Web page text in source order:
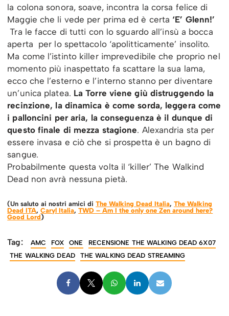
la colona sonora, soave, incontra la corsa felice di
Maggie che li vede per prima ed è certa ‘E’ Glenn!’
Tra le facce di tutti con lo sguardo all’insù a bocca
aperta per lo spettacolo ‘apolitticamente’ insolito.
Ma come l’istinto killer imprevedibile che proprio nel
momento più inaspettato fa scattare la sua lama,
ecco che l’esterno e l’interno stanno per diventare
un’unica platea. La Torre viene giù distruggendo la
recinzione, la dinamica è come sorda, leggera come
i palloncini per aria, la conseguenza è il dunque di
questo finale di mezza stagione. Alexandria sta per
essere invasa e ciò che si prospetta è un bagno di
sangue.
Probabilmente questa volta il ‘killer’ The Walkind
Dead non avrà nessuna pietà.
(Un saluto ai nostri amici diThe Walking Dead Italia,The Walking
Dead ITA,Caryl Italia,TWD – Am I the only one Zen around here?
Good Lord)
Tag: AMC FOX ONE
RECENSIONE THE WALKING DEAD 6X07
THE WALKING DEAD
THE WALKING DEAD STREAMING